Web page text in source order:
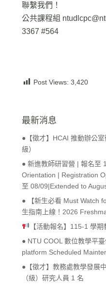
聯繫我們！
公共課程組
3367 #564
Post Views: 3,420
最新消息
●【徵才】HCAI 推動辦公
級）
● 新進教師研習營 | 報名至
Orientation | Registration
至 08/09|Extended to
● 【新生必看 Must Watch
生指南上線！2026
【活動報名】115-1 學
● NTU COOL 數位教學平
platform Scheduled
●【徵才】教務處教學發展
（級）研究人員 1 名